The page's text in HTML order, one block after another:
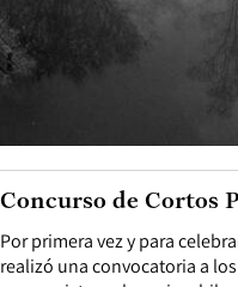
Por primera vez y para
realizó una convocatoria a
Concurso de Cortos